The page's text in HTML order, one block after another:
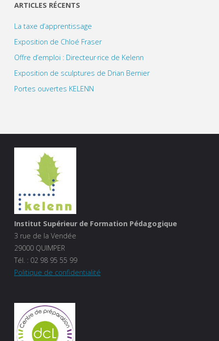
ARTICLES RÉCENTS
La taxe d’apprentissage
Exposition de Chloé Fraser
Offre d’emploi : Directeur·rice de Kelenn
Exposition de sculptures de Drian Bernier
Portes ouvertes KELENN
Institut Supérieur de Formation Pédagogique
3 rue de la Vendée
29000 QUIMPER
Tél. : 02 98 95 55 99
Politique de confidentialité